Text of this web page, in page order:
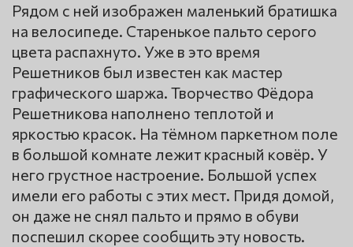
Рядом с ней изображен маленький братишка
на велосипеде. Старенькое пальто серого
цвета распахнуто. Уже в это время
Решетников был известен как мастер
графического шаржа. Творчество Фёдора
Решетникова наполнено теплотой и
яркостью красок. На тёмном паркетном поле
в большой комнате лежит красный ковёр. У
него грустное настроение. Большой успех
имели его работы с этих мест. Придя домой,
он даже не снял пальто и прямо в обуви
поспешил скорее сообщить эту новость.